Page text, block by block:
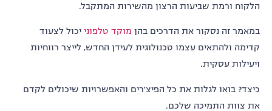
הלקוח ורמת שביעות הרצון מהשירות המתקבל.
במאמר זה נסקור את הדרכים בהן מוקד טלפונייכול לצעוד
קדימה ולהתאים עצמו טכנולוגית לעידן החדש, לייצר רווחיות
ויעילות עסקית.
כיצד? בואו לגלות את כל הפיצ'רים והאפשרויות שיכולים לקדם
את צוות התמיכה שלכם.